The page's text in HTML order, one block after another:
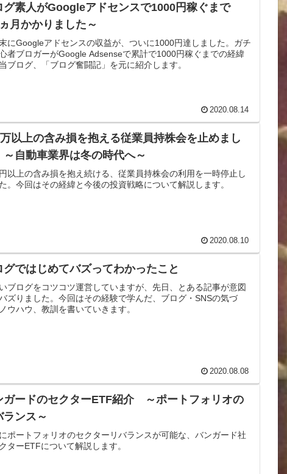
グ素人がGoogleアドセンスで1000円稼ぐまで
月かかりました～
にGoogleアドセンスの収益が、ついに1000円達しました。ガチ
者ブロガーがGoogle Adsenseで累計で1000円稼ぐまでの経緯
ブログ、「ブログ奮闘記」を元に紹介します。
2020.08.14
以上の含み損を抱える従業員持株会を止めまし
自動車業界は冬の時代へ～
以上の含み損を抱え続ける、従業員持株会の利用を一時停止し
。今回はその経緯と今後の投資戦略について解説します。
2020.08.10
グではじめてバズってわかったこと
ブログをコツコツ運営していますが、先日、とある記事が意図
ズりました。今回はその経験で学んだ、ブログ・SNSの気づ
ウハウ、教訓を書いていきます。
2020.08.08
ガードのセクターETF紹介 ～ポートフォリオの
ランス～
ポートフォリオのセクターリバランスが可能な、バンガード社
ターETFについて解説します。